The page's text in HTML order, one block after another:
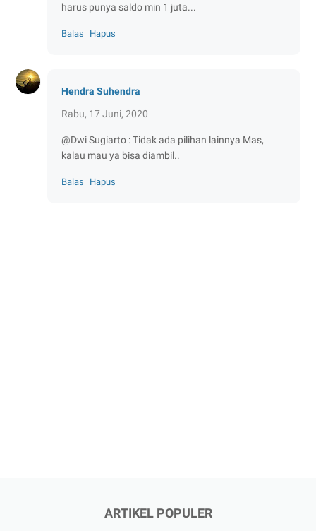
harus punya saldo min 1 juta...
Balas Hapus
Hendra Suhendra
Rabu, 17 Juni, 2020
@Dwi Sugiarto : Tidak ada pilihan lainnya Mas,
kalau mau ya bisa diambil..
Balas Hapus
ARTIKEL POPULER